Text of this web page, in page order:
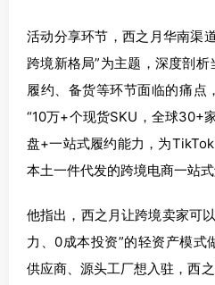
活动分享环节，西之月华南渠
跨境新格局”为主题，深度剖析
履约、备货等环节面临的痛点
“10万+个现货SKU，全球30+
盘+一站式履约能力，为
本土一件代发的跨境电商一站式
他指出，西之月让跨境卖家可
力、0成本投资”的轻资产模式
供应商、源头工厂想入驻，西